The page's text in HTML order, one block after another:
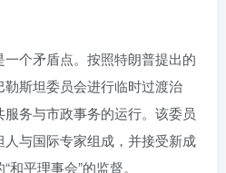
个矛盾点。按照特朗普提出的
斯坦委员会进行临时过渡治
务与市政事务的运行。该委员
与国际专家组成，并接受新成
平理事会”的监督。